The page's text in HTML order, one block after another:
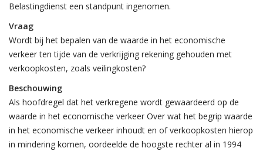
Belastingdienst een standpunt ingenomen.
Vraag
Wordt bij het bepalen van de waarde in het economische
verkeer ten tijde van de verkrijging rekening gehouden met
verkoopkosten, zoals veilingkosten?
Beschouwing
Als hoofdregel dat het verkregene wordt gewaardeerd op de
waarde in het economische verkeer Over wat het begrip waarde
in het economische verkeer inhoudt en of verkoopkosten hierop
in mindering komen, oordeelde de hoogste rechter al in 1994